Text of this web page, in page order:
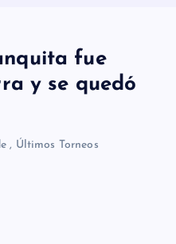
fue
y se quedó
, Últimos Torneos